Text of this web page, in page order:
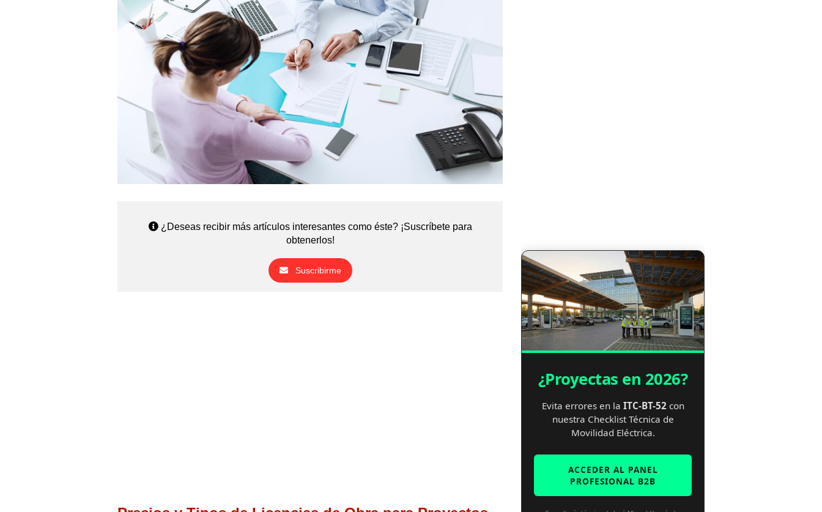
¿Deseas recibir más artículos interesantes como éste? ¡Suscríbete para
obtenerlos!
Suscribirme
¿Proyectas en 2026?
Evita errores en la ITC-BT-52con
nuestra Checklist Técnica de
Movilidad Eléctrica.
ACCEDER AL PANEL
PROFESIONAL B2B